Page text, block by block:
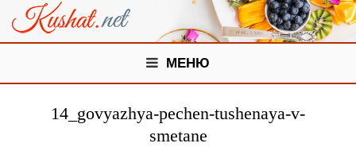
МЕНЮ
14_govyazhya-pechen-tushenaya-v-
smetane